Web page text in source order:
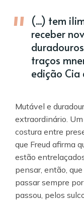
(...) tem
receber
traços
edição Cia
Mutável e
extraordinário.
costura entre
que Freud afirma
estão
pensar, então,
passar sempre
passou, pelos